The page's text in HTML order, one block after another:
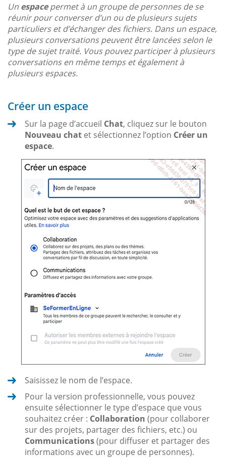
Un espacepermet à un groupe de personnes de se
réunir pour converser d’un ou de plusieurs sujets
particuliers et d’échanger des fichiers. Dans un espace,
plusieurs conversations peuvent être lancées selon le
type de sujet traité. Vous pouvez participer à plusieurs
conversations en même temps et également à
plusieurs espaces.
Créer un espace
Sur la page d’accueil Chat, cliquez sur le bouton
Nouveau chat et sélectionnez l’option Créer un
espace.
Saisissez le nom de l’espace.
Pour la version professionnelle, vous pouvez
ensuite sélectionner le type d’espace que vous
souhaitez créer : Collaboration (pour collaborer
sur des projets, partager des fichiers, etc.) ou
Communications(pour diffuser et partager des
informations avec un groupe de personnes).